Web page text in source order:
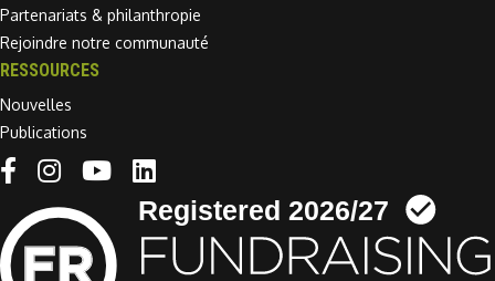
Partenariats & philanthropie
Rejoindre notre communauté
RESSOURCES
Nouvelles
Publications
Linkedin link